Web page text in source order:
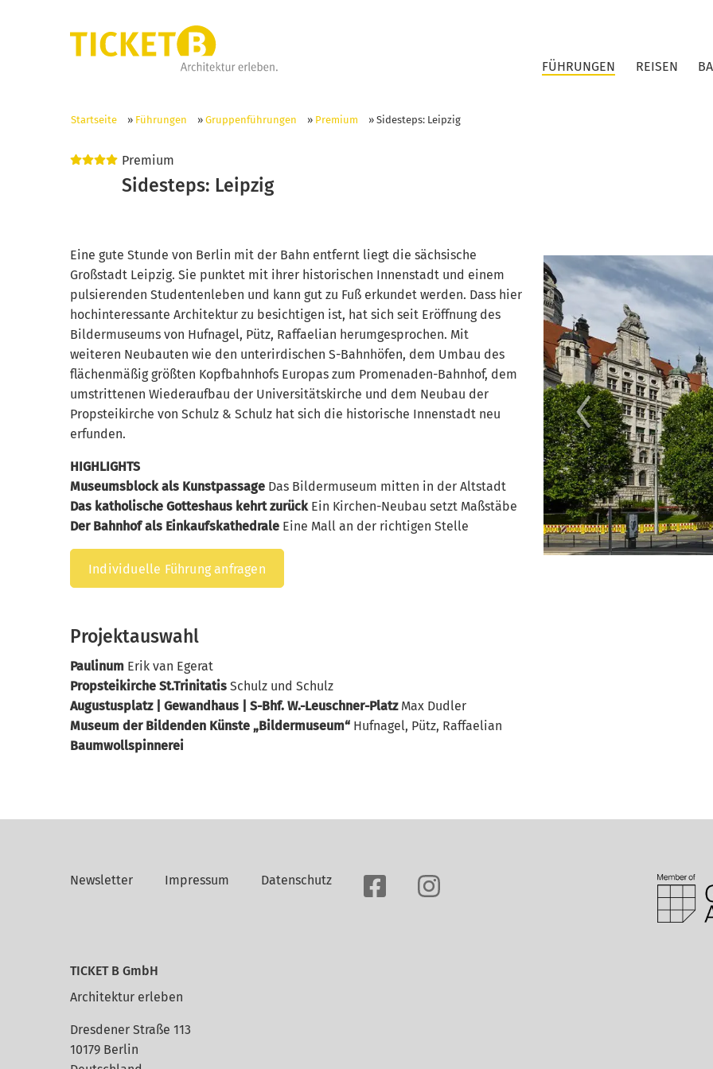
FÜHRUNGEN REISEN
Startseite » Führungen » Gruppenführungen » Premium » Sidesteps: Leipzig
Premium
Sidesteps: Leipzig
Eine gute Stunde von Berlin mit der Bahn entfernt liegt die sächsische
Großstadt Leipzig. Sie punktet mit ihrer historischen Innenstadt und einem
pulsierenden Studentenleben und kann gut zu Fuß erkundet werden. Dass hier
hochinteressante Architektur zu besichtigen ist, hat sich seit Eröffnung des
Bildermuseums von Hufnagel, Pütz, Raffaelian herumgesprochen. Mit
weiteren Neubauten wie den unterirdischen S-Bahnhöfen, dem Umbau des
flächenmäßig größten Kopfbahnhofs Europas zum Promenaden-Bahnhof, dem
umstrittenen Wiederaufbau der Universitätskirche und dem Neubau der
Propsteikirche von Schulz & Schulz hat sich die historische Innenstadt neu
erfunden.
HIGHLIGHTS
Museumsblock als Kunstpassage Das Bildermuseum mitten in der Altstadt
Das katholische Gotteshaus kehrt zurück Ein Kirchen-Neubau setzt Maßstäbe
Der Bahnhof als Einkaufskathedrale Eine Mall an der richtigen Stelle
Individuelle Führung anfragen
Projektauswahl
Paulinum Erik van Egerat
Propsteikirche St.Trinitatis Schulz und Schulz
Augustusplatz | Gewandhaus | S-Bhf. W.-Leuschner-Platz Max Dudler
Museum der Bildenden Künste „Bildermuseum“ Hufnagel, Pütz, Raffaelian
Baumwollspinnerei
© Foto: Stefan Müller
Newsletter Impressum Datenschutz
TICKET B GmbH
Architektur erleben
Dresdener Straße 113
10179 Berlin